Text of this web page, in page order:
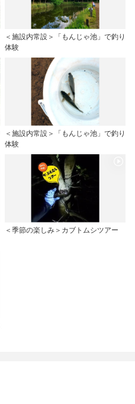
＜施設内常設＞「もんじゃ池」で釣り
体験
＜施設内常設＞「もんじゃ池」で釣り
体験
＜季節の楽しみ＞カブトムシツアー